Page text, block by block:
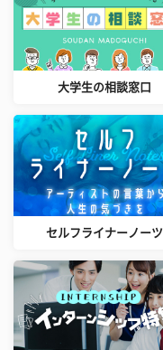
大学生の相談窓口
セルフライナーノーツ